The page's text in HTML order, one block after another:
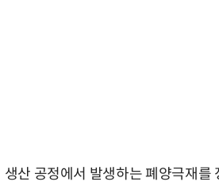
산 공정에서 발생하는 폐양극재를